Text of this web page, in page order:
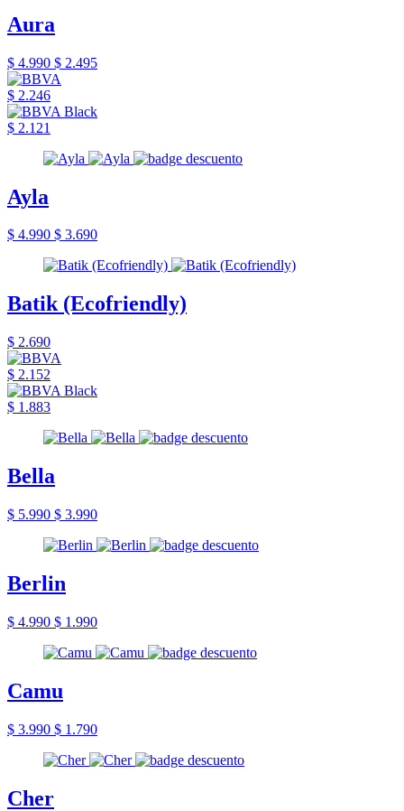
Aura
$ 4.990 $ 2.495
$ 2.246
$ 2.121
Ayla
$ 4.990 $ 3.690
Batik (Ecofriendly)
$ 2.690
$ 2.152
$ 1.883
Bella
$ 5.990 $ 3.990
Berlin
$ 4.990 $ 1.990
Camu
$ 3.990 $ 1.790
Cher